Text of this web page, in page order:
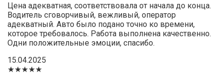
Цена адекватная, соответствовала от начала до конца.
Водитель сговорчивый, вежливый, оператор
адекватный. Авто было подано точно ко времени,
которое требовалось. Работа выполнена качественно.
Одни положительные эмоции, спасибо.
15.04.2025
★★★★★